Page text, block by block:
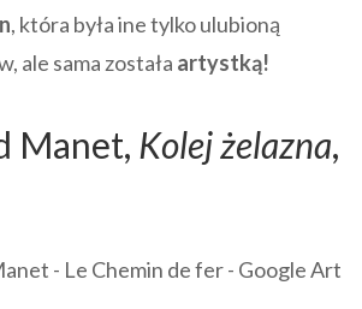
, która była ine tylko ulubioną
ale sama została artystką!
Manet, Kolej żelazna,